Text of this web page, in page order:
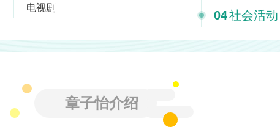
电视剧
04社会活动
章子怡介绍